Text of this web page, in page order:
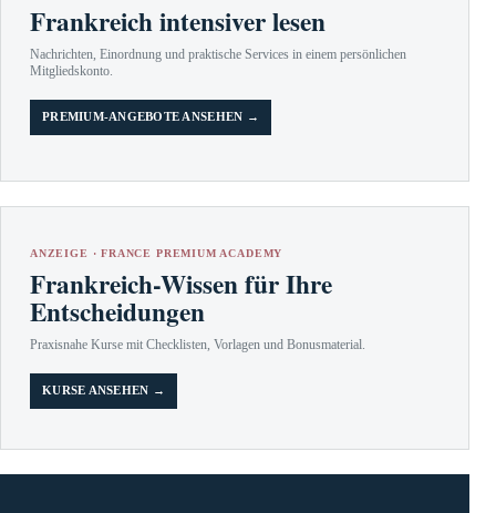
Frankreich intensiver lesen
Nachrichten, Einordnung und praktische Services in einem persönlichen
Mitgliedskonto.
PREMIUM-ANGEBOTE ANSEHEN →
ANZEIGE · FRANCE PREMIUM ACADEMY
Frankreich-Wissen für Ihre
Entscheidungen
Praxisnahe Kurse mit Checklisten, Vorlagen und Bonusmaterial.
KURSE ANSEHEN →